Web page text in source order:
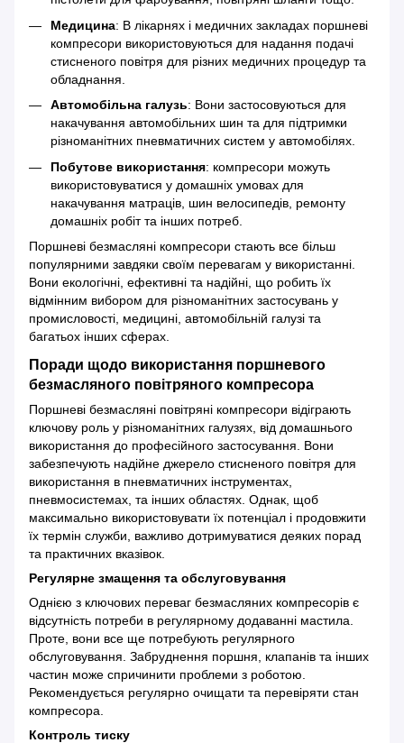
Медицина: В лікарнях і медичних закладах поршневі
компресори використовуються для надання подачі
стисненого повітря для різних медичних процедур та
обладнання.
Автомобільна галузь: Вони застосовуються для
накачування автомобільних шин та для підтримки
різноманітних пневматичних систем у автомобілях.
Побутове використання: компресори можуть
використовуватися у домашніх умовах для
накачування матраців, шин велосипедів, ремонту
домашніх робіт та інших потреб.
Поршневі безмасляні компресори стають все більш
популярними завдяки своїм перевагам у використанні.
Вони екологічні, ефективні та надійні, що робить їх
відмінним вибором для різноманітних застосувань у
промисловості, медицині, автомобільній галузі та
багатьох інших сферах.
Поради щодо використання поршневого
безмасляного повітряного компресора
Поршневі безмасляні повітряні компресори відіграють
ключову роль у різноманітних галузях, від домашнього
використання до професійного застосування. Вони
забезпечують надійне джерело стисненого повітря для
використання в пневматичних інструментах,
пневмосистемах, та інших областях. Однак, щоб
максимально використовувати їх потенціал і продовжити
їх термін служби, важливо дотримуватися деяких порад
та практичних вказівок.
Регулярне змащення та обслуговування
Однією з ключових переваг безмасляних компресорів є
відсутність потреби в регулярному додаванні мастила.
Проте, вони все ще потребують регулярного
обслуговування. Забруднення поршня, клапанів та інших
частин може спричинити проблеми з роботою.
Рекомендується регулярно очищати та перевіряти стан
компресора.
Контроль тиску